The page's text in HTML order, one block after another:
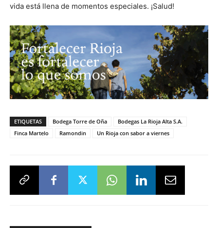
vida está llena de momentos especiales. ¡Salud!
ETIQUETAS Bodega Torre de Oña
Bodegas La Rioja Alta S.A.
Finca Martelo
Ramondin Un Rioja con sabor a viernes